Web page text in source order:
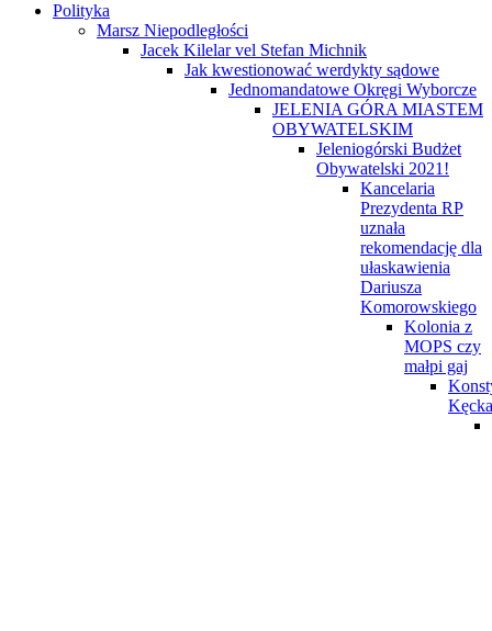
Polityka
Marsz Niepodległości
Jacek Kilelar vel Stefan Michnik
Jak kwestionować werdykty sądowe
Jednomandatowe Okręgi Wyborcze
JELENIA GÓRA MIASTEM
OBYWATELSKIM
Jeleniogórski Budżet
Obywatelski 2021!
Kancelaria
Prezydenta RP
uznała
rekomendację dla
ułaskawienia
Dariusza
Komorowskiego
Kolonia z
MOPS czy
małpi gaj
Kęcka